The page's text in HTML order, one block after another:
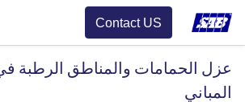
Contact US
عزل الحمامات والمناطق الرطبة
المباني